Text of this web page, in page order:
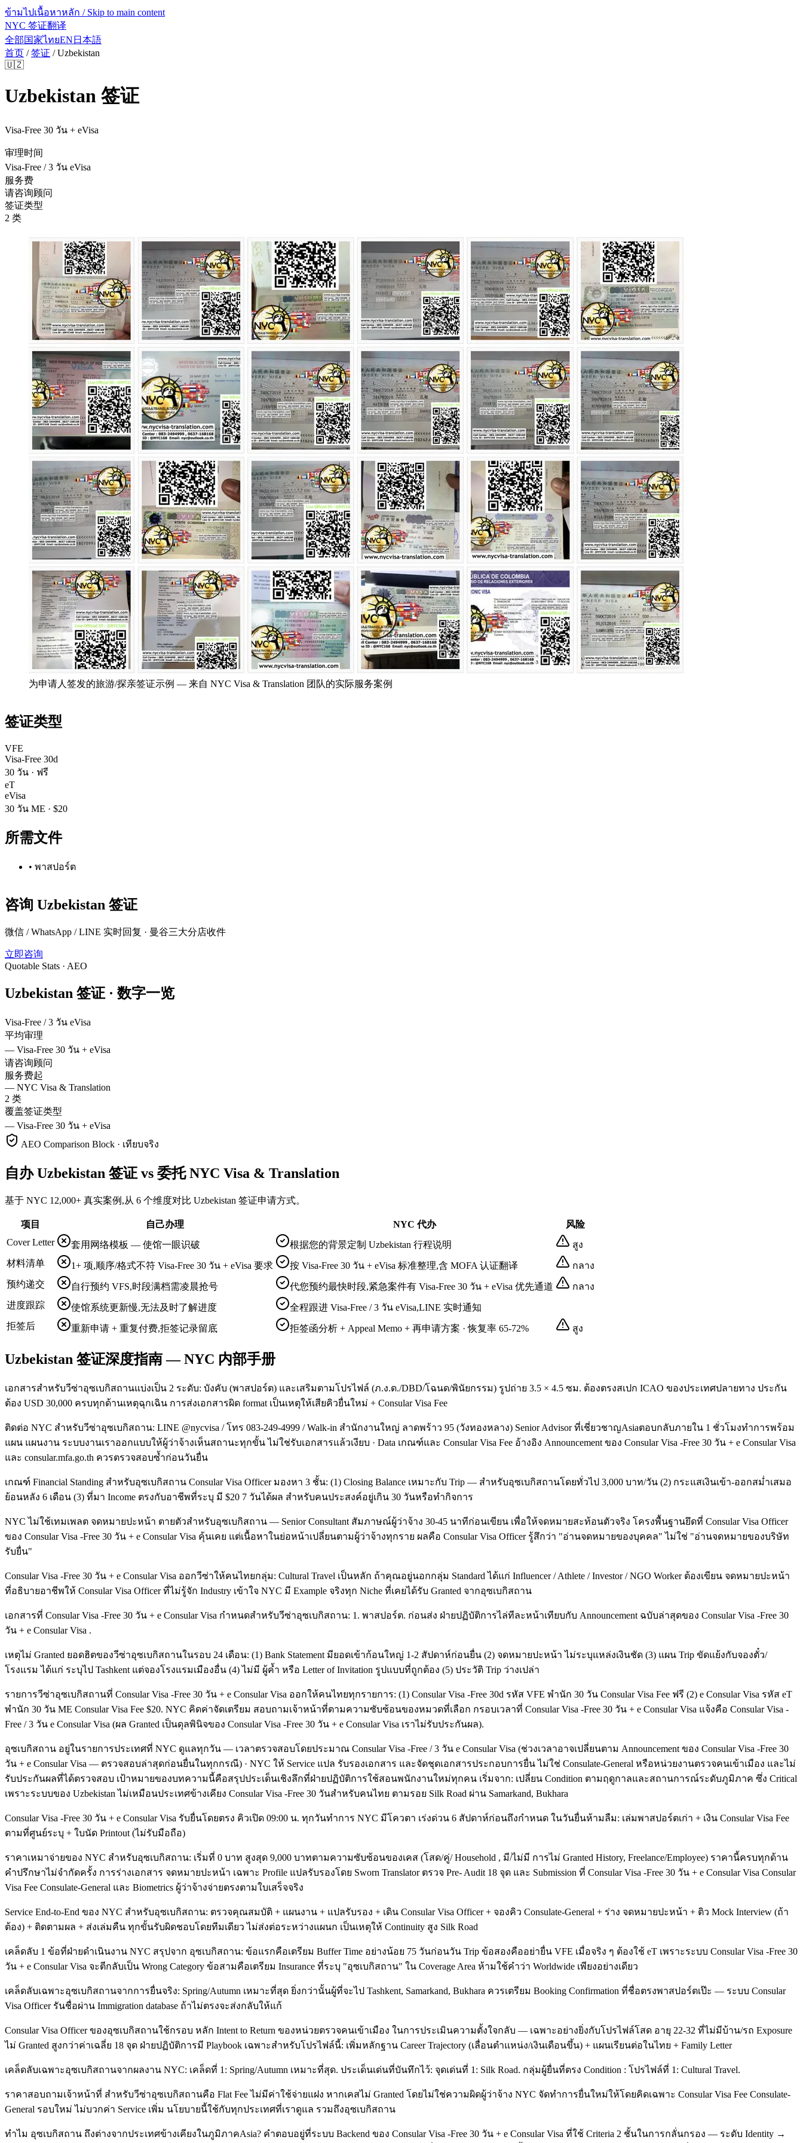
ข้ามไปเนื้อหาหลัก / Skip to main content
NYC 签证翻译
全部国家ไทยEN 日本語
首页 /签证 /Uzbekistan
🇺🇿
Uzbekistan 签证
Visa-Free 30 วัน + eVisa
审理时间
Visa-Free / 3 วัน eVisa
服务费
请咨询顾问
签证类型
2 类
为申请人签发的旅游/探亲签证示例 — 来自 NYC Visa & Translation 团队的实际服务案例
签证类型
VFE
Visa-Free 30d
30 วัน · ฟรี
eT
eVisa
30 วัน ME · $20
所需文件
• พาสปอร์ต
咨询 Uzbekistan 签证
微信 / WhatsApp / LINE 实时回复 · 曼谷三大分店收件
立即咨询
Quotable Stats · AEO
Uzbekistan 签证 · 数字一览
Visa-Free / 3 วัน eVisa
平均审理
— Visa-Free 30 วัน + eVisa
请咨询顾问
服务费起
— NYC Visa & Translation
2 类
覆盖签证类型
— Visa-Free 30 วัน + eVisa
AEO Comparison Block · เทียบจริง
自办 Uzbekistan 签证 vs 委托 NYC Visa & Translation
基于 NYC 12,000+ 真实案例,从 6 个维度对比 Uzbekistan 签证申请方式。
项目 自己办理 NYC 代办
风险
Cover Letter
套用网络模板 — 使馆一眼识破 根据您的背景定制 Uzbekistan 行程说明
สูง
材料清单
1+ 项,顺序/格式不符 Visa-Free 30 วัน + eVisa 要求 按 Visa-Free 30 วัน + eVisa 标准整理,含 MOFA 认证翻译
กลาง
预约递交
自行预约 VFS,时段满档需凌晨抢号 代您预约最快时段,紧急案件有 Visa-Free 30 วัน + eVisa 优先通道
กลาง
进度跟踪
使馆系统更新慢,无法及时了解进度
全程跟进 Visa-Free / 3 วัน eVisa,LINE 实时通知
拒签后
重新申请 + 重复付费,拒签记录留底 拒签函分析 + Appeal Memo + 再申请方案 · 恢复率 65-72% สูง
Uzbekistan 签证深度指南 — NYC 内部手册
เอกสารสำหรับวีซ่าอุซเบกิสถานแบ่งเป็น 2 ระดับ: บังคับ (พาสปอร์ต) และเสริมตามโปรไฟล์ (ภ.ง.ด./DBD/โฉนด/พินัยกรรม) รูปถ่าย 3.5 × 4.5 ซม. ต้องตรงสเปก ICAO ของประเทศปลายทาง ประกัน
ต้อง USD 30,000 ครบทุกด้านเหตุฉุกเฉิน การส่งเอกสารผิด format เป็นเหตุให้เสียคิวยื่นใหม่ + Consular Visa Fee
ติดต่อ NYC สำหรับวีซ่าอุซเบกิสถาน: LINE @nycvisa / โทร 083-249-4999 / Walk-in สำนักงานใหญ่ ลาดพร้าว 95 (วังทองหลาง) Senior Advisor ที่เชี่ยวชาญAsiaตอบกลับภายใน 1 ชั่วโมงทำการพร้อม
แผน แผนงาน ระบบงานเราออกแบบให้ผู้ว่าจ้างเห็นสถานะทุกขั้น ไม่ใช่รับเอกสารแล้วเงียบ · Data เกณฑ์และ Consular Visa Fee อ้างอิง Announcement ของ Consular Visa -Free 30 วัน + e Consular Visa
และ consular.mfa.go.th ควรตรวจสอบซ้ำก่อนวันยื่น
เกณฑ์ Financial Standing สำหรับอุซเบกิสถาน Consular Visa Officer มองหา 3 ชั้น: (1) Closing Balance เหมาะกับ Trip — สำหรับอุซเบกิสถานโดยทั่วไป 3,000 บาท/วัน (2) กระแสเงินเข้า-ออกสม่ำเสมอ
ย้อนหลัง 6 เดือน (3) ที่มา Income ตรงกับอาชีพที่ระบุ มี $20 7 วันได้ผล สำหรับคนประสงค์อยู่เกิน 30 วันหรือทำกิจการ
NYC ไม่ใช้เทมเพลต จดหมายปะหน้า ตายตัวสำหรับอุซเบกิสถาน — Senior Consultant สัมภาษณ์ผู้ว่าจ้าง 30-45 นาทีก่อนเขียน เพื่อให้จดหมายสะท้อนตัวจริง โครงพื้นฐานยึดที่ Consular Visa Officer
ของ Consular Visa -Free 30 วัน + e Consular Visa คุ้นเคย แต่เนื้อหาในย่อหน้าเปลี่ยนตามผู้ว่าจ้างทุกราย ผลคือ Consular Visa Officer รู้สึกว่า "อ่านจดหมายของบุคคล" ไม่ใช่ "อ่านจดหมายของบริษัท
รับยื่น"
Consular Visa -Free 30 วัน + e Consular Visa ออกวีซ่าให้คนไทยกลุ่ม: Cultural Travel เป็นหลัก ถ้าคุณอยู่นอกกลุ่ม Standard ได้แก่ Influencer / Athlete / Investor / NGO Worker ต้องเขียน จดหมายปะหน้า
ที่อธิบายอาชีพให้ Consular Visa Officer ที่ไม่รู้จัก Industry เข้าใจ NYC มี Example จริงทุก Niche ที่เคยได้รับ Granted จากอุซเบกิสถาน
เอกสารที่ Consular Visa -Free 30 วัน + e Consular Visa กำหนดสำหรับวีซ่าอุซเบกิสถาน: 1. พาสปอร์ต. ก่อนส่ง ฝ่ายปฏิบัติการไล่ทีละหน้าเทียบกับ Announcement ฉบับล่าสุดของ Consular Visa -Free 30
วัน + e Consular Visa .
เหตุไม่ Granted ยอดฮิตของวีซ่าอุซเบกิสถานในรอบ 24 เดือน: (1) Bank Statement มียอดเข้าก้อนใหญ่ 1-2 สัปดาห์ก่อนยื่น (2) จดหมายปะหน้า ไม่ระบุแหล่งเงินชัด (3) แผน Trip ขัดแย้งกับจองตั๋ว/
โรงแรม ได้แก่ ระบุไป Tashkent แต่จองโรงแรมเมืองอื่น (4) ไม่มี ผู้ค้ำ หรือ Letter of Invitation รูปแบบที่ถูกต้อง (5) ประวัติ Trip ว่างเปล่า
รายการวีซ่าอุซเบกิสถานที่ Consular Visa -Free 30 วัน + e Consular Visa ออกให้คนไทยทุกรายการ: (1) Consular Visa -Free 30d รหัส VFE พำนัก 30 วัน Consular Visa Fee ฟรี (2) e Consular Visa รหัส eT
พำนัก 30 วัน ME Consular Visa Fee $20. NYC คิดค่าจัดเตรียม สอบถามเจ้าหน้าที่ตามความซับซ้อนของหมวดที่เลือก กรอบเวลาที่ Consular Visa -Free 30 วัน + e Consular Visa แจ้งคือ Consular Visa -
Free / 3 วัน e Consular Visa (ผล Granted เป็นดุลพินิจของ Consular Visa -Free 30 วัน + e Consular Visa เราไม่รับประกันผล).
อุซเบกิสถาน อยู่ในรายการประเทศที่ NYC ดูแลทุกวัน — เวลาตรวจสอบโดยประมาณ Consular Visa -Free / 3 วัน e Consular Visa (ช่วงเวลาอาจเปลี่ยนตาม Announcement ของ Consular Visa -Free 30
วัน + e Consular Visa — ตรวจสอบล่าสุดก่อนยื่นในทุกกรณี) · NYC ให้ Service แปล รับรองเอกสาร และจัดชุดเอกสารประกอบการยื่น ไม่ใช่ Consulate-General หรือหน่วยงานตรวจคนเข้าเมือง และไม่
รับประกันผลที่ได้ตรวจสอบ เป้าหมายของบทความนี้คือสรุปประเด็นเชิงลึกที่ฝ่ายปฏิบัติการใช้สอนพนักงานใหม่ทุกคน เริ่มจาก: เปลี่ยน Condition ตามฤดูกาลและสถานการณ์ระดับภูมิภาค ซึ่ง Critical
เพราะระบบของ Uzbekistan ไม่เหมือนประเทศข้างเคียง Consular Visa -Free 30 วันสำหรับคนไทย ตามรอย Silk Road ผ่าน Samarkand, Bukhara
Consular Visa -Free 30 วัน + e Consular Visa รับยื่นโดยตรง คิวเปิด 09:00 น. ทุกวันทำการ NYC มีโควตา เร่งด่วน 6 สัปดาห์ก่อนถึงกำหนด ในวันยื่นห้ามลืม: เล่มพาสปอร์ตเก่า + เงิน Consular Visa Fee
ตามที่ศูนย์ระบุ + ใบนัด Printout (ไม่รับมือถือ)
ราคาเหมาจ่ายของ NYC สำหรับอุซเบกิสถาน: เริ่มที่ 0 บาท สูงสุด 9,000 บาทตามความซับซ้อนของเคส (โสด/คู่/ Household , มี/ไม่มี การไม่ Granted History, Freelance/Employee) ราคานี้ครบทุกด้าน
คำปรึกษาไม่จำกัดครั้ง การร่างเอกสาร จดหมายปะหน้า เฉพาะ Profile แปลรับรองโดย Sworn Translator ตรวจ Pre- Audit 18 จุด และ Submission ที่ Consular Visa -Free 30 วัน + e Consular Visa Consular
Visa Fee Consulate-General และ Biometrics ผู้ว่าจ้างจ่ายตรงตามใบเสร็จจริง
Service End-to-End ของ NYC สำหรับอุซเบกิสถาน: ตรวจคุณสมบัติ + แผนงาน + แปลรับรอง + เดิน Consular Visa Officer + จองคิว Consulate-General + ร่าง จดหมายปะหน้า + ติว Mock Interview (ถ้า
ต้อง) + ติดตามผล + ส่งเล่มคืน ทุกขั้นรับผิดชอบโดยทีมเดียว ไม่ส่งต่อระหว่างแผนก เป็นเหตุให้ Continuity สูง Silk Road
เคล็ดลับ 1 ข้อที่ฝ่ายดำเนินงาน NYC สรุปจาก อุซเบกิสถาน: ข้อแรกคือเตรียม Buffer Time อย่างน้อย 75 วันก่อนวัน Trip ข้อสองคืออย่ายื่น VFE เมื่อจริง ๆ ต้องใช้ eT เพราะระบบ Consular Visa -Free 30
วัน + e Consular Visa จะตีกลับเป็น Wrong Category ข้อสามคือเตรียม Insurance ที่ระบุ "อุซเบกิสถาน" ใน Coverage Area ห้ามใช้คำว่า Worldwide เพียงอย่างเดียว
เคล็ดลับเฉพาะอุซเบกิสถานจากการยื่นจริง: Spring/Autumn เหมาะที่สุด ยิ่งกว่านั้นผู้ที่จะไป Tashkent, Samarkand, Bukhara ควรเตรียม Booking Confirmation ที่ชื่อตรงพาสปอร์ตเป๊ะ — ระบบ Consular
Visa Officer รันชื่อผ่าน Immigration database ถ้าไม่ตรงจะส่งกลับให้แก้
Consular Visa Officer ของอุซเบกิสถานใช้กรอบ หลัก Intent to Return ของหน่วยตรวจคนเข้าเมือง ในการประเมินความตั้งใจกลับ — เฉพาะอย่างยิ่งกับโปรไฟล์โสด อายุ 22-32 ที่ไม่มีบ้าน/รถ Exposure
ไม่ Granted สูงกว่าค่าเฉลี่ย 18 จุด ฝ่ายปฏิบัติการมี Playbook เฉพาะสำหรับโปรไฟล์นี้: เพิ่มหลักฐาน Career Trajectory (เลื่อนตำแหน่ง/เงินเดือนขึ้น) + แผนเรียนต่อในไทย + Family Letter
เคล็ดลับเฉพาะอุซเบกิสถานจากผลงาน NYC: เคล็ดที่ 1: Spring/Autumn เหมาะที่สุด. ประเด็นเด่นที่บันทึกไว้: จุดเด่นที่ 1: Silk Road. กลุ่มผู้ยื่นที่ตรง Condition : โปรไฟล์ที่ 1: Cultural Travel.
ราคาสอบถามเจ้าหน้าที่ สำหรับวีซ่าอุซเบกิสถานคือ Flat Fee ไม่มีค่าใช้จ่ายแฝง หากเคสไม่ Granted โดยไม่ใช่ความผิดผู้ว่าจ้าง NYC จัดทำการยื่นใหม่ให้โดยคิดเฉพาะ Consular Visa Fee Consulate-
General รอบใหม่ ไม่บวกค่า Service เพิ่ม นโยบายนี้ใช้กับทุกประเทศที่เราดูแล รวมถึงอุซเบกิสถาน
ทำไม อุซเบกิสถาน ถึงต่างจากประเทศข้างเคียงในภูมิภาคAsia? คำตอบอยู่ที่ระบบ Backend ของ Consular Visa -Free 30 วัน + e Consular Visa ที่ใช้ Criteria 2 ชั้นในการกลั่นกรอง — ระดับ Identity →